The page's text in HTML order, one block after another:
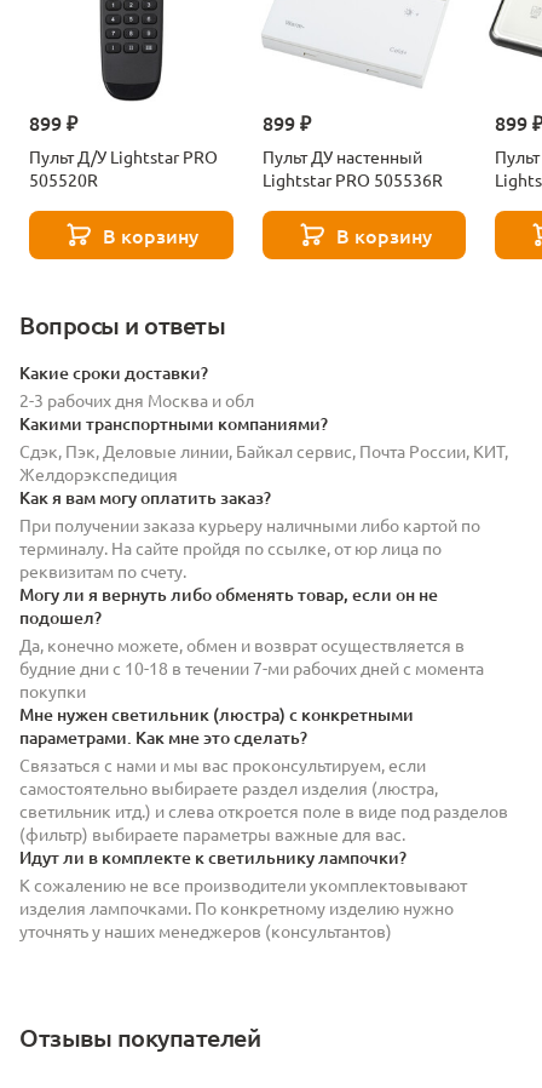
899 ₽
Пульт Д/У Lightstar PRO
505520R
В корзину
899 ₽
Пульт ДУ настенный
Lightstar PRO 505536R
В корзину
899
Вопросы и ответы
Какие сроки доставки?
2-3 рабочих дня Москва и обл
Какими транспортными компаниями?
Сдэк, Пэк, Деловые линии, Байкал сервис, Почта России, КИТ,
Желдорэкспедиция
Как я вам могу оплатить заказ?
При получении заказа курьеру наличными либо картой по
терминалу. На сайте пройдя по ссылке, от юр лица по
реквизитам по счету.
Могу ли я вернуть либо обменять товар, если он не
подошел?
Да, конечно можете, обмен и возврат осуществляется в
будние дни с 10-18 в течении 7-ми рабочих дней с момента
покупки
Мне нужен светильник (люстра) с конкретными
параметрами. Как мне это сделать?
Связаться с нами и мы вас проконсультируем, если
самостоятельно выбираете раздел изделия (люстра,
светильник итд.) и слева откроется поле в виде под разделов
(фильтр) выбираете параметры важные для вас.
Идут ли в комплекте к светильнику лампочки?
К сожалению не все производители укомплектовывают
изделия лампочками. По конкретному изделию нужно
уточнять у наших менеджеров (консультантов)
Отзывы покупателей